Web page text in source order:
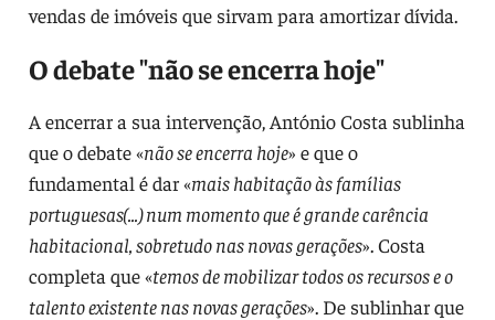
vendas de imóveis que sirvam para amortizar dívida.
O debate "não se encerra hoje"
A encerrar a sua intervenção, António Costa sublinha
que o debate «não se encerra hoje» e que o
fundamental é dar «mais habitação às famílias
portuguesas(...) num momento que é grande carência
habitacional, sobretudo nas novas gerações». Costa
completa que «temos de mobilizar todos os recursos e o
talento existente nas novas gerações». De sublinhar que